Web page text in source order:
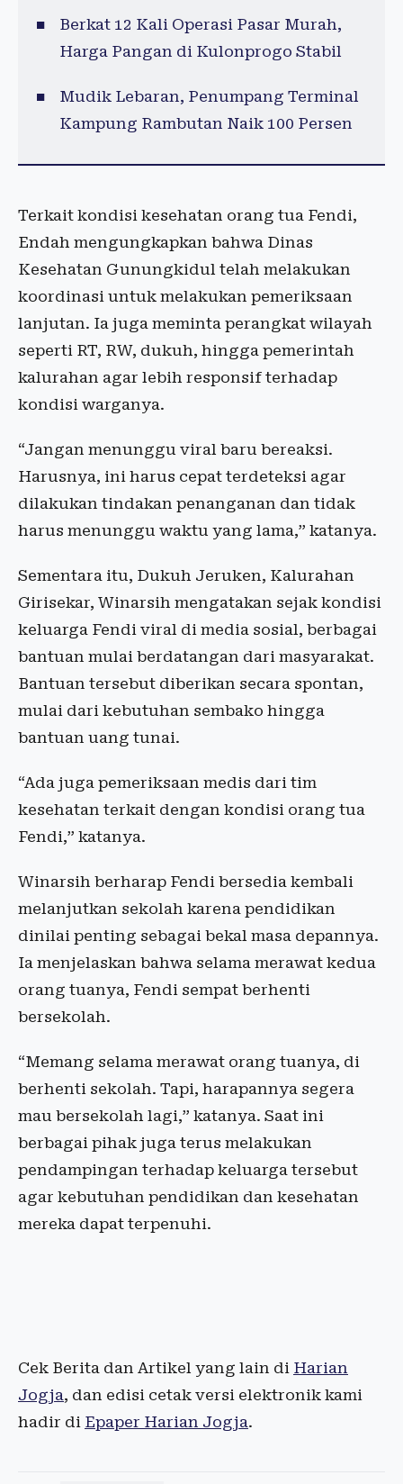
Berkat 12 Kali Operasi Pasar Murah,
Harga Pangan di Kulonprogo Stabil
Mudik Lebaran, Penumpang Terminal
Kampung Rambutan Naik 100 Persen
Terkait kondisi kesehatan orang tua Fendi,
Endah mengungkapkan bahwa Dinas
Kesehatan Gunungkidul telah melakukan
koordinasi untuk melakukan pemeriksaan
lanjutan. Ia juga meminta perangkat wilayah
seperti RT, RW, dukuh, hingga pemerintah
kalurahan agar lebih responsif terhadap
kondisi warganya.
“Jangan menunggu viral baru bereaksi.
Harusnya, ini harus cepat terdeteksi agar
dilakukan tindakan penanganan dan tidak
harus menunggu waktu yang lama,” katanya.
Sementara itu, Dukuh Jeruken, Kalurahan
Girisekar, Winarsih mengatakan sejak kondisi
keluarga Fendi viral di media sosial, berbagai
bantuan mulai berdatangan dari masyarakat.
Bantuan tersebut diberikan secara spontan,
mulai dari kebutuhan sembako hingga
bantuan uang tunai.
“Ada juga pemeriksaan medis dari tim
kesehatan terkait dengan kondisi orang tua
Fendi,” katanya.
Winarsih berharap Fendi bersedia kembali
melanjutkan sekolah karena pendidikan
dinilai penting sebagai bekal masa depannya.
Ia menjelaskan bahwa selama merawat kedua
orang tuanya, Fendi sempat berhenti
bersekolah.
“Memang selama merawat orang tuanya, di
berhenti sekolah. Tapi, harapannya segera
mau bersekolah lagi,” katanya. Saat ini
berbagai pihak juga terus melakukan
pendampingan terhadap keluarga tersebut
agar kebutuhan pendidikan dan kesehatan
mereka dapat terpenuhi.
Cek Berita dan Artikel yang lain di Harian
Jogja, dan edisi cetak versi elektronik kami
hadir di Epaper Harian Jogja.